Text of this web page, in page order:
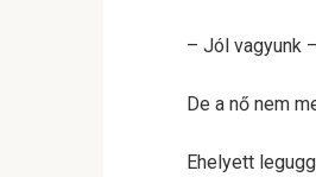
– Jól vagyunk
De a nő nem
Ehelyett